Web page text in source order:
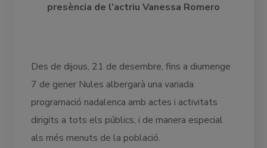
presència de l’actriu Vanessa Romero
Des de dijous, 21 de desembre, fins a diumenge
7 de gener Nules albergarà una variada
programació nadalenca amb actes i activitats
dirigits a tots els públics, i de manera especial
als més menuts de la població.